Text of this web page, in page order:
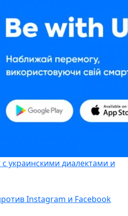
украинскими диалектами и
Instagram и Facebook